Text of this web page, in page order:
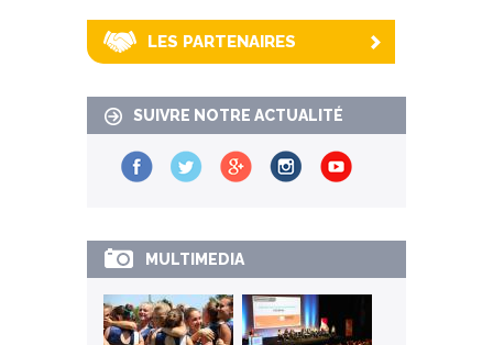
LES PARTENAIRES
SUIVRE NOTRE ACTUALITÉ
MULTIMEDIA